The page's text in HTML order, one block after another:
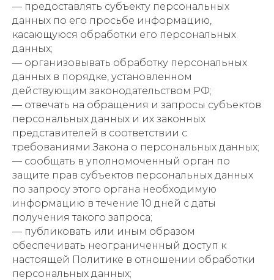
— предоставлять субъекту персональных
данных по его просьбе информацию,
касающуюся обработки его персональных
данных;
— организовывать обработку персональных
данных в порядке, установленном
действующим законодательством РФ;
— отвечать на обращения и запросы субъектов
персональных данных и их законных
представителей в соответствии с
требованиями Закона о персональных данных;
— сообщать в уполномоченный орган по
защите прав субъектов персональных данных
по запросу этого органа необходимую
информацию в течение 10 дней с даты
получения такого запроса;
— публиковать или иным образом
обеспечивать неограниченный доступ к
настоящей Политике в отношении обработки
персональных данных;